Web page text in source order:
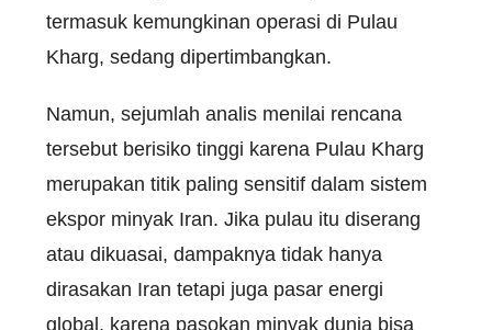
termasuk kemungkinan operasi di Pulau
Kharg, sedang dipertimbangkan.
Namun, sejumlah analis menilai rencana
tersebut berisiko tinggi karena Pulau Kharg
merupakan titik paling sensitif dalam sistem
ekspor minyak Iran. Jika pulau itu diserang
atau dikuasai, dampaknya tidak hanya
dirasakan Iran tetapi juga pasar energi
global, karena pasokan minyak dunia bisa